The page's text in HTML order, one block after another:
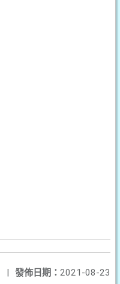
發佈日期： 2021-08-23
|